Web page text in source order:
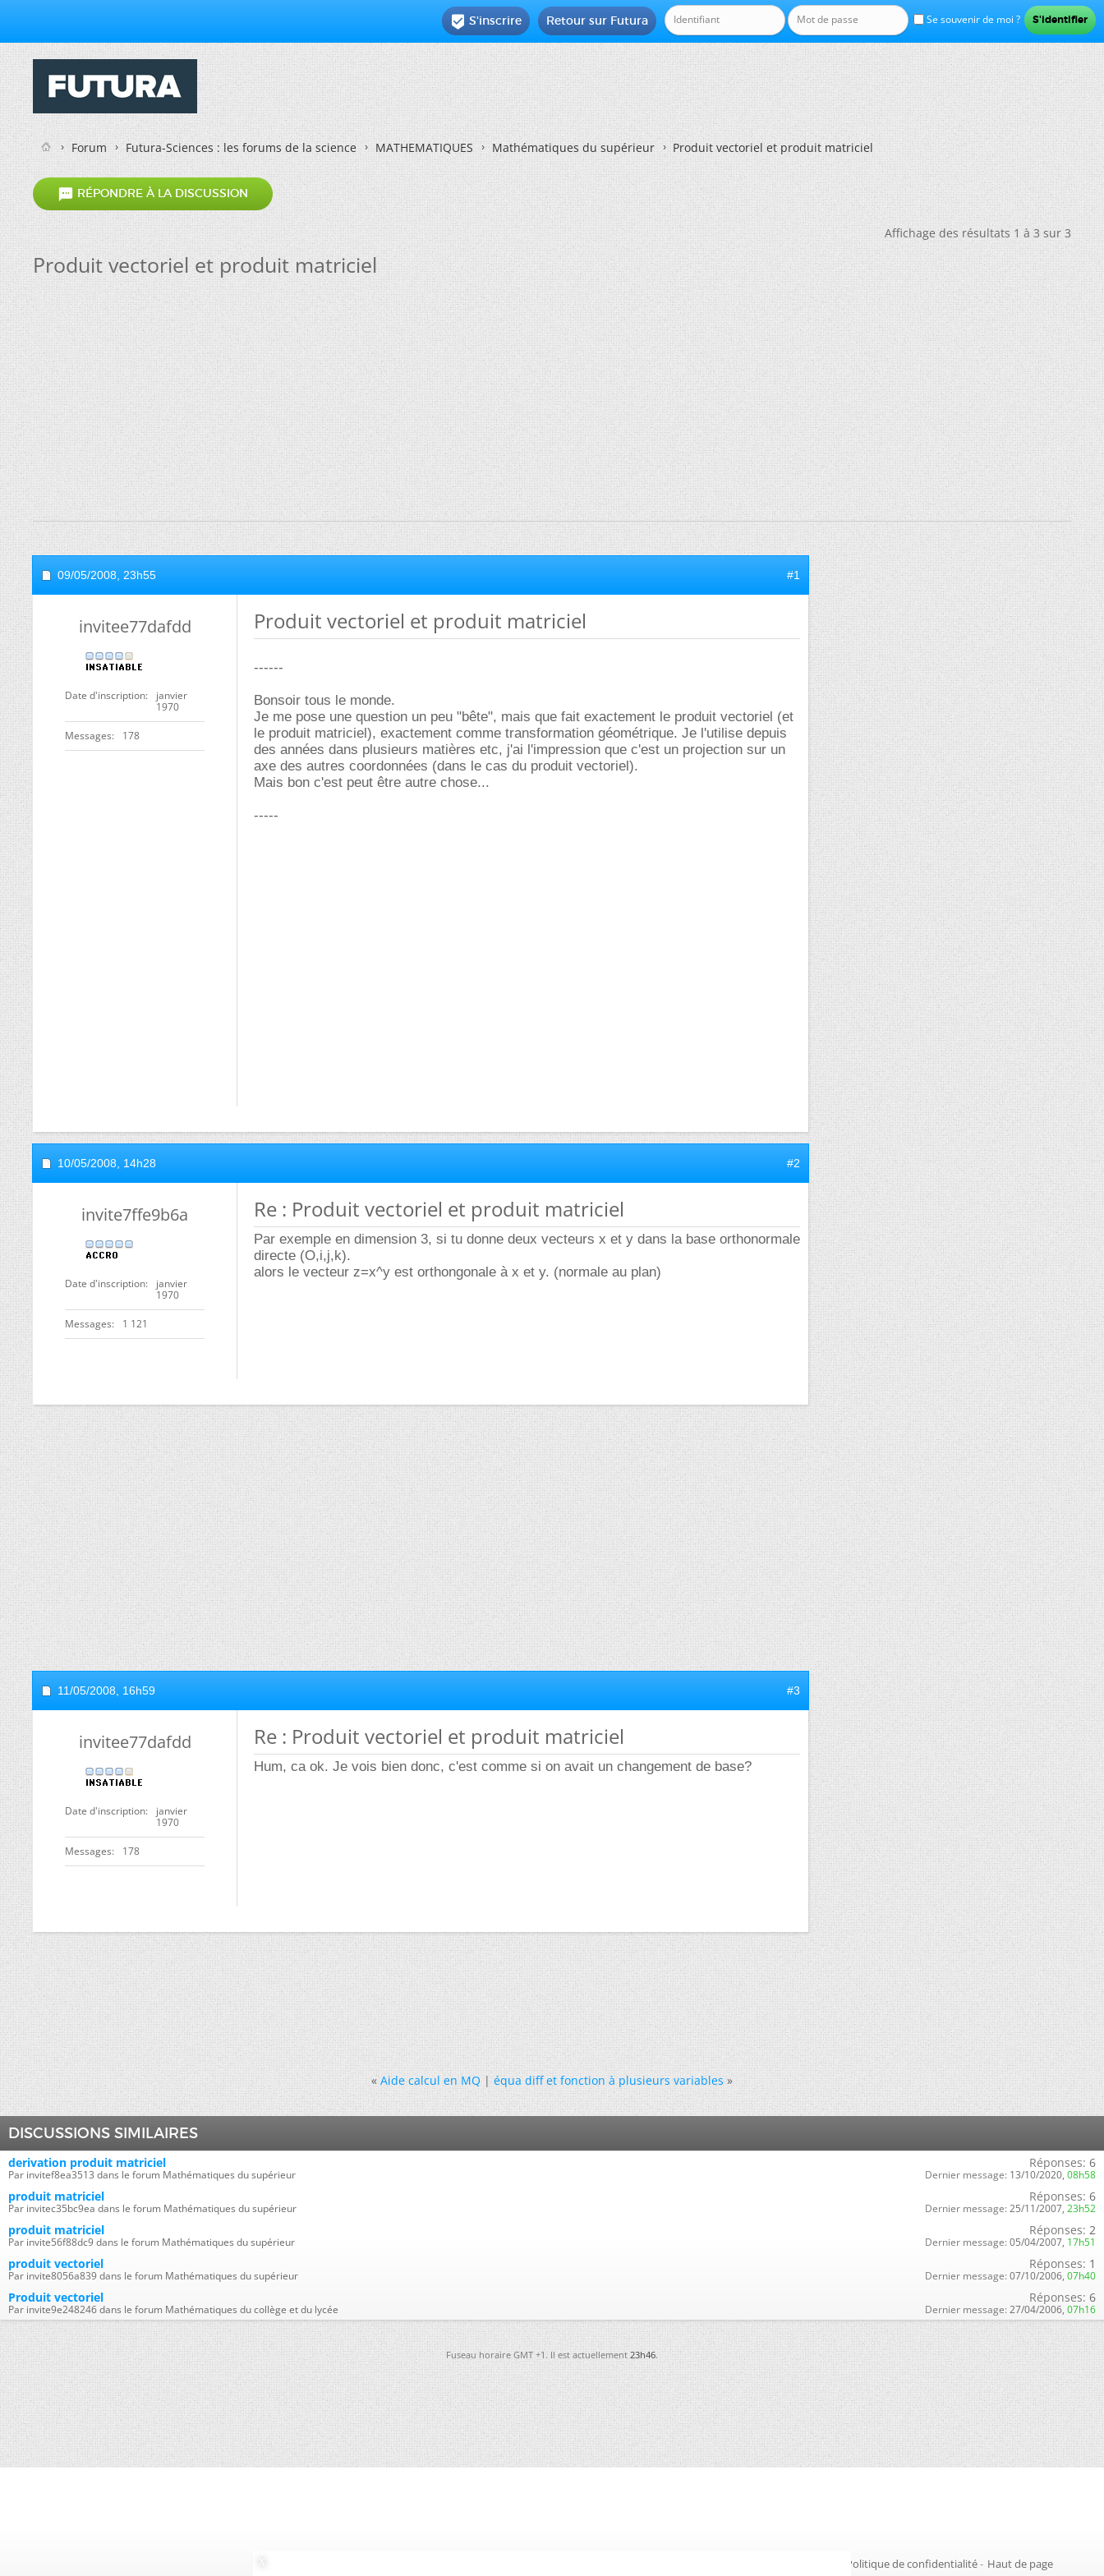
Se souvenir de moi ?
Retour sur Futura
 S'inscrire
Forum Futura-Sciences : les forums de la science MATHEMATIQUES Mathématiques du supérieur Produit vectoriel et produit matriciel
 RÉPONDRE À LA DISCUSSION
Affichage des résultats 1 à 3 sur 3
Produit vectoriel et produit matriciel
09/05/2008, 23h55 #1
invitee77dafdd
Date d'inscription
janvier
1970
Messages 178
Produit vectoriel et produit matriciel
------
Bonsoir tous le monde.
Je me pose une question un peu "bête", mais que fait exactement le produit vectoriel (et
le produit matriciel), exactement comme transformation géométrique. Je l'utilise depuis
des années dans plusieurs matières etc, j'ai l'impression que c'est un projection sur un
axe des autres coordonnées (dans le cas du produit vectoriel).
Mais bon c'est peut être autre chose...
-----
10/05/2008, 14h28 #2
invite7ffe9b6a
Date d'inscription
janvier
1970
Messages 1 121
Re : Produit vectoriel et produit matriciel
Par exemple en dimension 3, si tu donne deux vecteurs x et y dans la base orthonormale
directe (O,i,j,k).
alors le vecteur z=x^y est orthongonale à x et y. (normale au plan)
11/05/2008, 16h59 #3
invitee77dafdd
Date d'inscription
janvier
1970
Messages 178
Re : Produit vectoriel et produit matriciel
Hum, ca ok. Je vois bien donc, c'est comme si on avait un changement de base?
« Aide calcul en MQ|équa diff et fonction à plusieurs variables »
DISCUSSIONS SIMILAIRES
derivation produit matriciel
Par invitef8ea3513 dans le forum Mathématiques du supérieur
Réponses: 6
Dernier message: 13/10/2020, 08h58
produit matriciel
Par invitec35bc9ea dans le forum Mathématiques du supérieur
Réponses: 6
Dernier message: 25/11/2007, 23h52
produit matriciel
Par invite56f88dc9 dans le forum Mathématiques du supérieur
Réponses: 2
Dernier message: 05/04/2007, 17h51
produit vectoriel
Par invite8056a839 dans le forum Mathématiques du supérieur
Réponses: 1
Dernier message: 07/10/2006, 07h40
Produit vectoriel
Par invite9e248246 dans le forum Mathématiques du collège et du lycée
Réponses: 6
Dernier message: 27/04/2006, 07h16
Fuseau horaire GMT +1. Il est actuellement23h46.
Politique de confidentialité- Haut de page